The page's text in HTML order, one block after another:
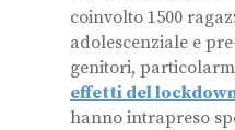
coinvolto 1500
adolescenziale e
genitori,
effetti del
hanno intrapreso